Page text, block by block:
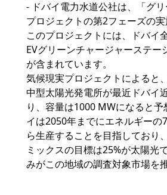
- ドバイ電力水道公社は、「グリ
プロジェクトの第2フェーズの実
このプロジェクトには、ドバイ
EVグリーンチャージャーステー
が含まれています。
気候現実プロジェクトによると
中型太陽光発電所が最近ドバイ
り、容量は1000 MWになると
イは2050年までにエネルギーの
ら生産することを目指しており
ミックスの目標は25%が太陽光
みがこの地域の調査対象市場を